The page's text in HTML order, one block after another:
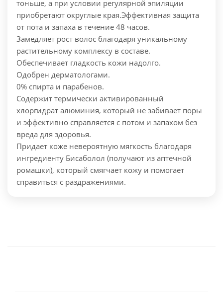
тоньше, а при условии регулярной эпиляции
приобретают округлые края.Эффективная защита
от пота и запаха в течение 48 часов.
Замедляет рост волос благодаря уникальному
растительному комплексу в составе.
Обеспечивает гладкость кожи надолго.
Одобрен дерматологами.
0% спирта и парабенов.
Содержит термически активированный
хлоргидрат алюминия, который не забивает поры
и эффективно справляется с потом и запахом без
вреда для здоровья.
Придает коже невероятную мягкость благодаря
ингредиенту Бисаболол (получают из аптечной
ромашки), который смягчает кожу и помогает
справиться с раздражениями.